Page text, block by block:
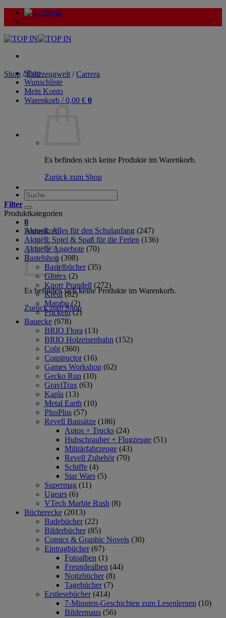
Zum
Inhalt
Shop
Wunschliste
Mein Konto
Warenkorb /0,00 € 0
Es befinden sich keine Produkte im Warenkorb.
Zurück zum Shop
Suche
nach:
0
Warenkorb
Es befinden sich keine Produkte im Warenkorb.
Zurück zum Shop
Shop / Fahrzeugwelt / Carrera
Filter
Produktkategorien
Aktuell: Alles für den Schulanfang (247)
Aktuell: Spiel & Spaß für die Ferien (136)
Aktuelle Angebote (70)
Bastelshop (398)
Bastelbücher (35)
Glorex (2)
Knorr Prandell (272)
Kreul (82)
Marabu (2)
Prickeln (2)
Bauecke (978)
BRIO Flora (13)
BRIO Holzeisenbahn (152)
Cobi (360)
Constructor (16)
Games Workshop (62)
Gecko Run (10)
GraviTrax (63)
Kapla (13)
Metal Earth (10)
PlusPlus (57)
Revell Bausätze (186)
Autos + Trucks (24)
Hubschrauber + Flugzeuge (51)
Militärfahrzeuge (43)
Revell Zubehör (70)
Schiffe (4)
Star Wars (5)
Supermag (11)
Ugears (6)
VTech Marble Rush (8)
Bücherecke (2013)
Badebücher (22)
Bilderbücher (85)
Comics & Graphic Novels (30)
Eintragbücher (67)
Fotoalben (1)
Freundealben (44)
Notizbücher (8)
Tagebücher (7)
Erstlesebücher (414)
7-Minuten-Geschichten zum Lesenlernen (10)
Bildermaus (56)